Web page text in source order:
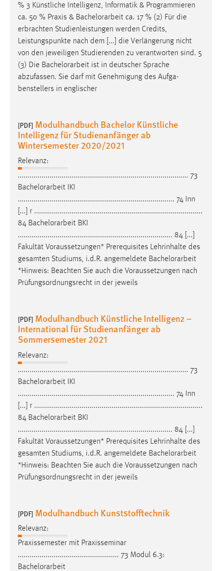
% 3 Künstliche Intelligenz, Informatik & Programmieren
ca. 50 % Praxis & Bachelorarbeit ca. 17 % (2) Für die
erbrachten Studienleistungen werden Credits,
Leistungspunkte nach dem [...] die Verlängerung nicht
von den jeweiligen Studierenden zu verantworten sind. 5
(3) Die Bachelorarbeit ist in deutscher Sprache
abzufassen. Sie darf mit Genehmigung des Aufga-
benstellers in englischer
[PDF] Modulhandbuch Bachelor Künstliche
Intelligenz für Studienanfänger ab
Wintersemester 2020/2021
Relevanz:
...................................................................................... 73
Bachelorarbeit IKI
............................................................................... 74 Inn
[...] r .....................................................................................
84 Bachelorarbeit BKI
.............................................................................. 84 [...]
Fakultät Voraussetzungen* Prerequisites Lehrinhalte des
gesamten Studiums, i.d.R. angemeldete Bachelorarbeit
*Hinweis: Beachten Sie auch die Voraussetzungen nach
Prüfungsordnungsrecht in der jeweils
[PDF] Modulhandbuch Künstliche Intelligenz –
International für Studienanfänger ab
Sommersemester 2021
Relevanz:
...................................................................................... 73
Bachelorarbeit IKI
............................................................................... 74 Inn
[...] r .....................................................................................
84 Bachelorarbeit BKI
.............................................................................. 84 [...]
Fakultät Voraussetzungen* Prerequisites Lehrinhalte des
gesamten Studiums, i.d.R. angemeldete Bachelorarbeit
*Hinweis: Beachten Sie auch die Voraussetzungen nach
Prüfungsordnungsrecht in der jeweils
[PDF] Modulhandbuch Kunststofftechnik
Relevanz:
Praxissemester mit Praxisseminar
................................................... 73 Modul 6.3:
Bachelorarbeit